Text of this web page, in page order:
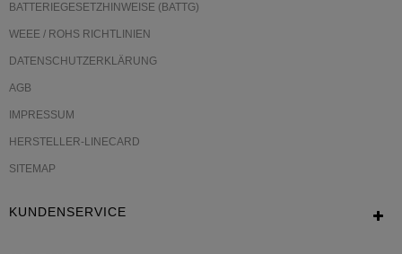
BATTERIEGESETZHINWEISE (BATTG)
WEEE / ROHS RICHTLINIEN
DATENSCHUTZERKLÄRUNG
AGB
IMPRESSUM
HERSTELLER-LINECARD
SITEMAP
KUNDENSERVICE